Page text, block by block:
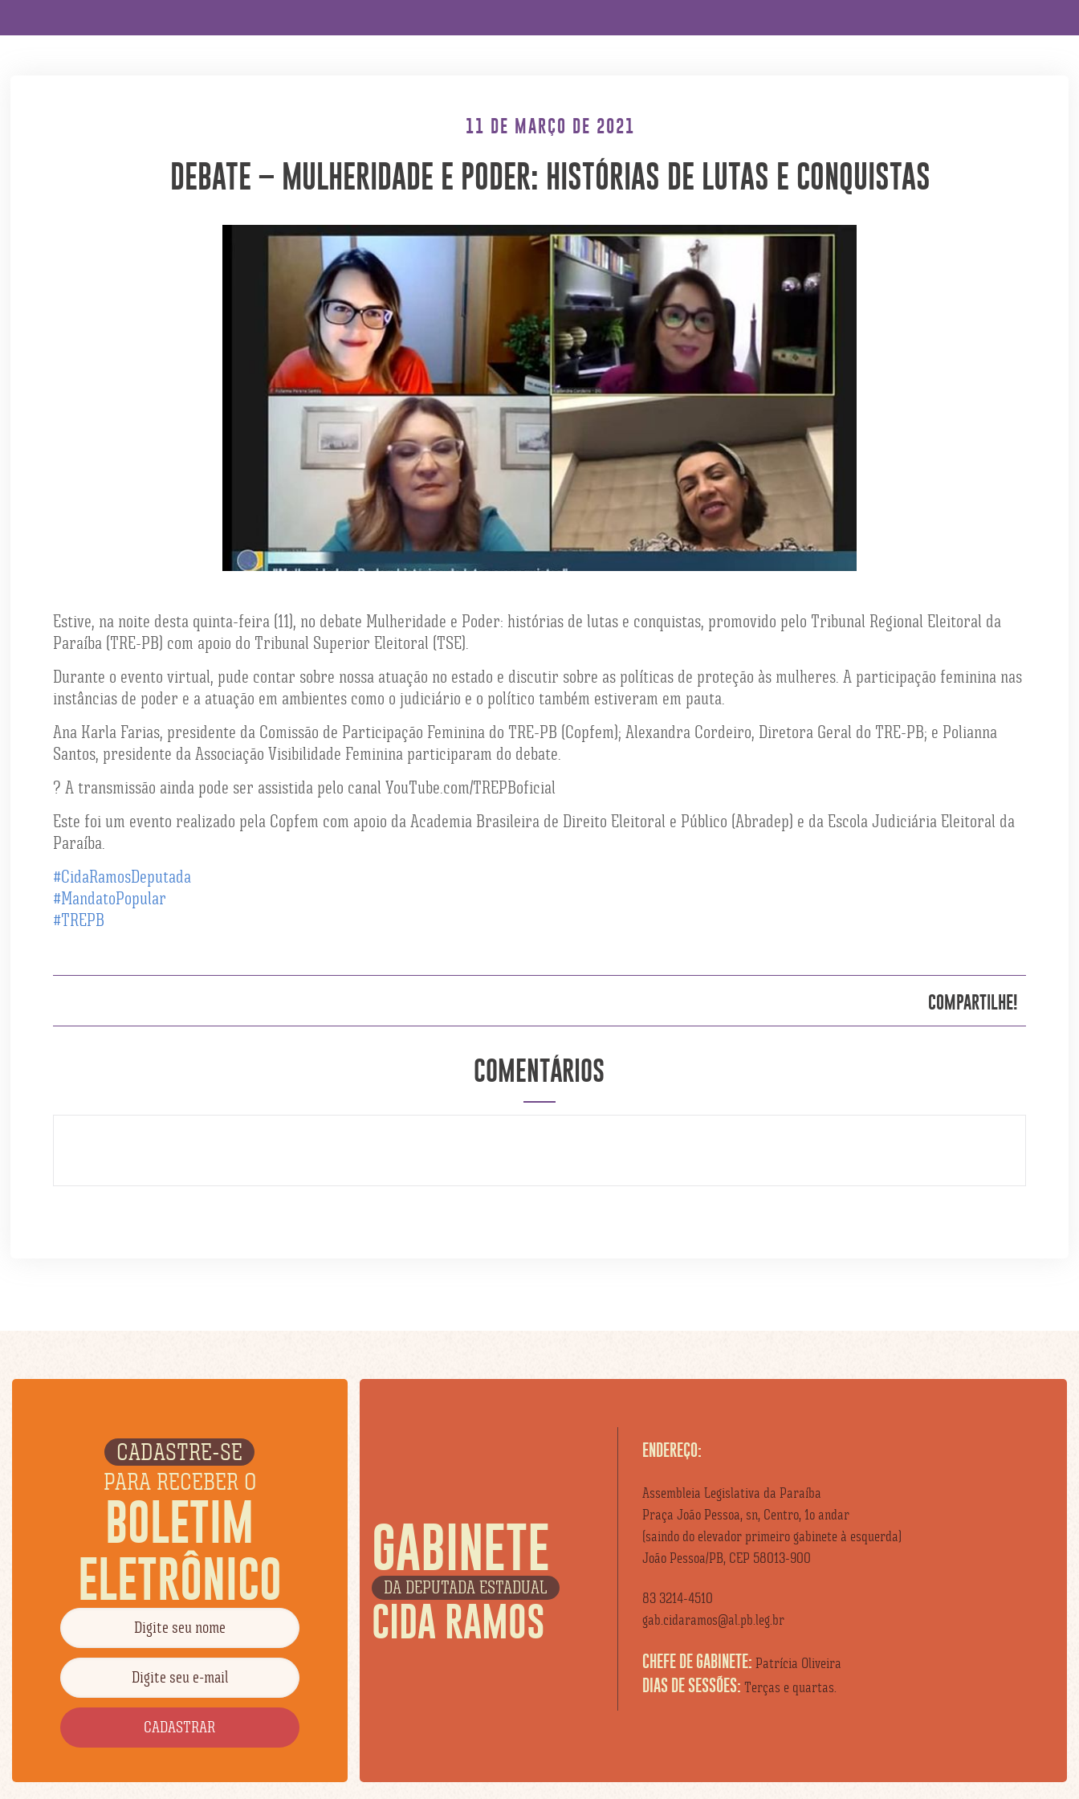
11 DE MARÇO DE 2021
DEBATE – MULHERIDADE E PODER: HISTÓRIAS DE LUTAS E CONQUISTAS
Estive, na noite desta quinta-feira (11), no debate Mulheridade e Poder: histórias de lutas e conquistas, promovido pelo Tribunal Regional Eleitoral da
Paraíba (TRE-PB) com apoio do Tribunal Superior Eleitoral (TSE).
Durante o evento virtual, pude contar sobre nossa atuação no estado e discutir sobre as políticas de proteção às mulheres. A participação feminina nas
instâncias de poder e a atuação em ambientes como o judiciário e o político também estiveram em pauta.
Ana Karla Farias, presidente da Comissão de Participação Feminina do TRE-PB (Copfem); Alexandra Cordeiro, Diretora Geral do TRE-PB; e Polianna
Santos, presidente da Associação Visibilidade Feminina participaram do debate.
? A transmissão ainda pode ser assistida pelo canal YouTube.com/TREPBoficial
Este foi um evento realizado pela Copfem com apoio da Academia Brasileira de Direito Eleitoral e Público (Abradep) e da Escola Judiciária Eleitoral da
Paraíba.
#CidaRamosDeputada
#MandatoPopular
#TREPB
COMPARTILHE!
COMENTÁRIOS
CADASTRE-SE
PARA RECEBER O
BOLETIM
ELETRÔNICO
GABINETE
DA DEPUTADA ESTADUAL
CIDA RAMOS
ENDEREÇO:
Assembleia Legislativa da Paraíba
Praça João Pessoa, sn, Centro, 1o andar
(saindo do elevador primeiro gabinete à esquerda)
João Pessoa/PB, CEP 58013-900
83 3214-4510
gab.cidaramos@al.pb.leg.br
CHEFE DE GABINETE: Patrícia Oliveira
DIAS DE SESSÕES: Terças e quartas.